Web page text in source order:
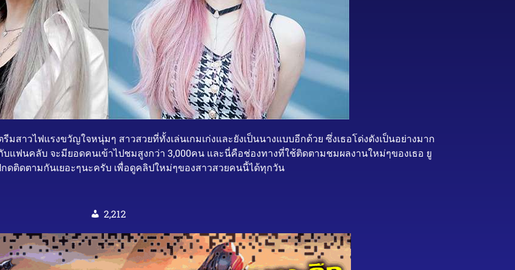
มสาวไฟแรงขวัญใจหนุ่มๆ สาวสวยที่ทั้งเล่นเกมเก่งและยังเป็นนางแบบอีกด้วย ซึ่งเธอโด่งดังเป็นอย่างมาก
กับแฟนคลับ จะมียอดคนเข้าไปชมสูงกว่า 3,000คน และนี่คือช่องทางที่ใช้ติดตามชมผลงานใหม่ๆของเธอ ยู
ดติดตามกันเยอะๆนะครับ เพื่อดูคลิปใหม่ๆของสาวสวยคนนี้ได้ทุกวัน
2,212